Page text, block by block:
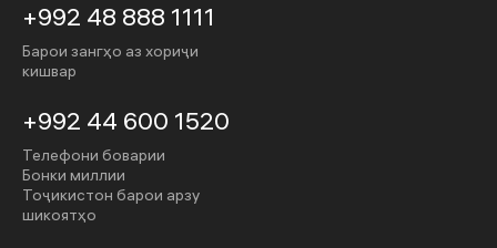
+992 48 888 1111
Барои зангҳо аз хориҷи
кишвар
+992 44 600 1520
Телефони боварии
Бонки миллии
Тоҷикистон барои арзу
шикоятҳо